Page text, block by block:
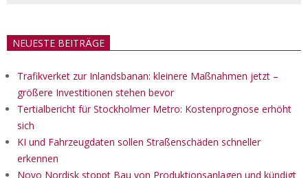
NEUESTE BEITRÄGE
Trafikverket zur Inlandsbanan: kleinere Maßnahmen jetzt –
größere Investitionen stehen bevor
Tertialbericht für Stockholmer Metro: Kostenprognose erhöht
sich
KI und Fahrzeugdaten sollen Straßenschäden schneller
erkennen
Novo Nordisk stoppt Bau von Produktionsanlagen und kündigt